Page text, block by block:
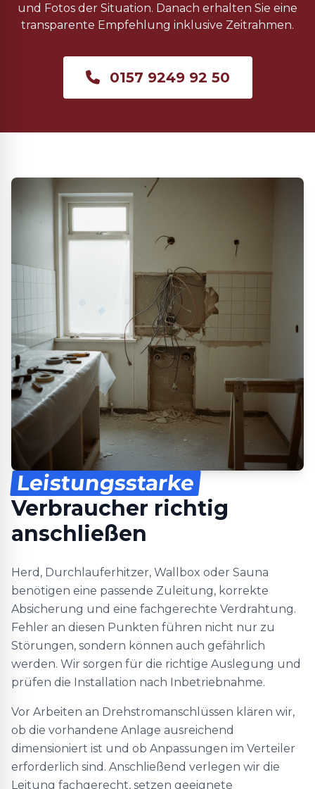
und Fotos der Situation. Danach erhalten Sie eine
transparente Empfehlung inklusive Zeitrahmen.
0157 9249 92 50
Leistungsstarke
Verbraucher richtig
anschließen
Herd, Durchlauferhitzer, Wallbox oder Sauna
benötigen eine passende Zuleitung, korrekte
Absicherung und eine fachgerechte Verdrahtung.
Fehler an diesen Punkten führen nicht nur zu
Störungen, sondern können auch gefährlich
werden. Wir sorgen für die richtige Auslegung und
prüfen die Installation nach Inbetriebnahme.
Vor Arbeiten an Drehstromanschlüssen klären wir,
ob die vorhandene Anlage ausreichend
dimensioniert ist und ob Anpassungen im Verteiler
erforderlich sind. Anschließend verlegen wir die
Leitung fachgerecht, setzen geeignete